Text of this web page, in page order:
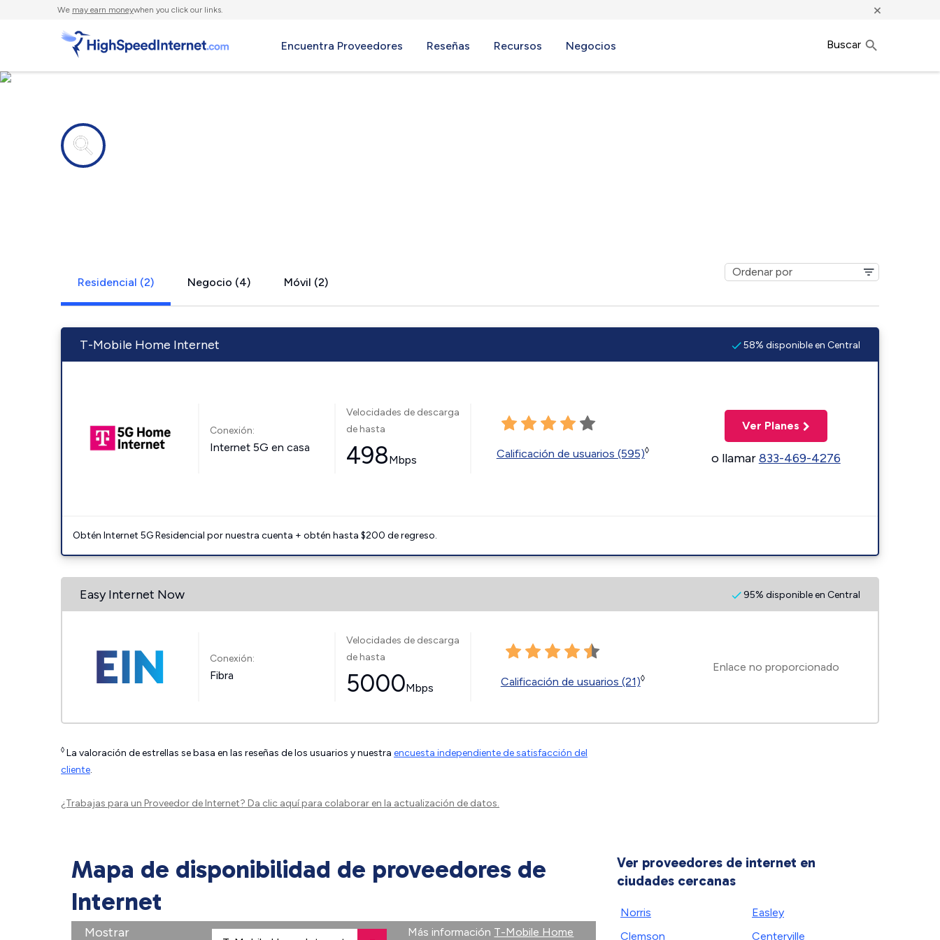
We may earn moneywhen you click our links. ×
Encuentra Proveedores Reseñas Recursos Negocios Buscar
Residencial (2) Negocio (4) Móvil (2)
T-Mobile Home Internet 58% disponible en Central
Conexión:
Internet 5G en casa
Velocidades de descarga
de hasta
498Mbps Calificación de usuarios (595)◊
Ver Planes
o llamar833-469-4276
Obtén Internet 5G Residencial por nuestra cuenta + obtén hasta $200 de regreso.
Easy Internet Now 95% disponible en Central
Conexión:
Fibra
Velocidades de descarga
de hasta
5000Mbps Calificación de usuarios (21)◊
Enlace no proporcionado
◊ La valoración de estrellas se basa en las reseñas de los usuarios y nuestra encuesta independiente de satisfacción del
cliente.
¿Trabajas para un Proveedor de Internet? Da clic aquípara colaborar en la actualización de datos.
Mapa de disponibilidad de proveedores de
Internet
Mostrar
Más información T-Mobile Home
Ver proveedores de internet en
ciudades cercanas
Norris
Clemson
Easley
Centerville